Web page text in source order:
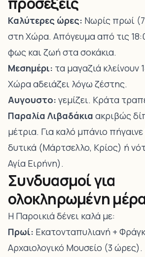
Καλύτερες ώρες: Νωρίς πρωί
στη Χώρα. Απόγευμα από τις
φως και ζωή στα σοκάκια.
Μεσημέρι: τα μαγαζιά κλείνουν
Χώρα αδειάζει λόγω ζέστης.
Αυγουστο: γεμίζει. Κράτα
Παραλία Λιβαδάκια ακριβώς
μέτρια. Για καλό μπάνιο
δυτικά (Μάρτσελλο, Κρίος) ή
Αγία Ειρήνη).
Συνδυασμοί για
ολοκληρωμένη μέρα
Η Παροικιά δένει καλά με:
Πρωί: Εκατονταπυλιανή +
Αρχαιολογικό Μουσείο (3 ώρες).